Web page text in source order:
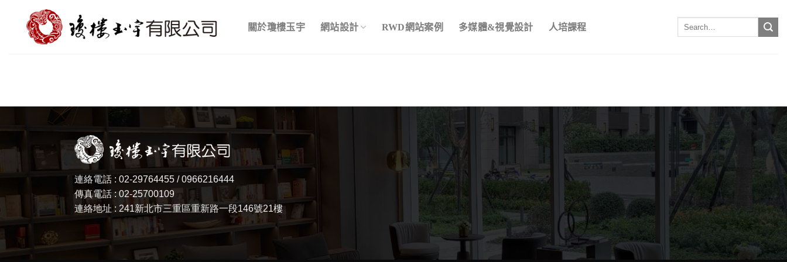
content
關於瓊樓玉宇 網站設計 RWD網站案例 多媒體&視覺設計 人培課程
連絡電話 : 02-29764455 / 0966216444
傳真電話 : 02-25700109
連絡地址 : 241新北市三重區重新路一段146號21樓